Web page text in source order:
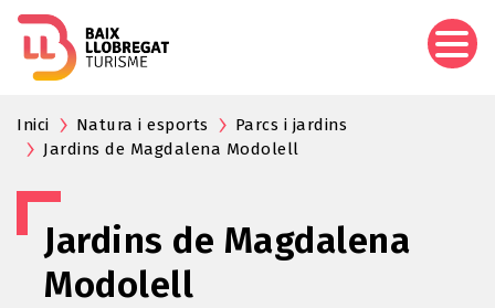
Inici Natura i esports
Parcs i jardins
Jardins de Magdalena Modolell
Jardins de Magdalena
Modolell